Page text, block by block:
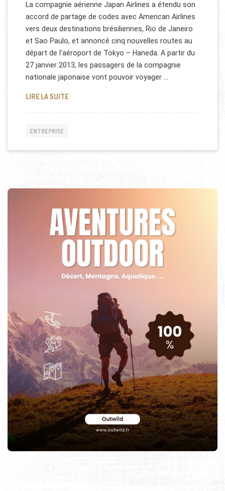
La compagnie aérienne Japan Airlines a étendu son
accord de partage de codes avec American Airlines
vers deux destinations brésiliennes, Rio de Janeiro
et Sao Paulo, et annoncé cinq nouvelles routes au
départ de l’aéroport de Tokyo – Haneda. A partir du
27 janvier 2013, les passagers de la compagnie
nationale japonaise vont pouvoir voyager …
LIRE LA SUITEJAPAN AIRLINES AU BRÉSIL
ENTREPRISE